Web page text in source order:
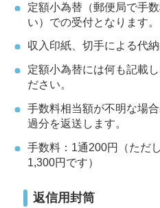
定額小為替（郵便局で手
い）での受付となります。
収入印紙、切手による代納
定額小為替には何も記載
ださい。
手数料相当額が不明な場
過分を返送します。
手数料：1通200円（ただ
1,300円です）
返信用封筒